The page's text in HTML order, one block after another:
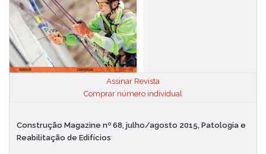
Assinar Revista
Comprar número individual
Construção Magazine nº 68, julho/agosto 2015, Patologia e
Reabilitação de Edifícios